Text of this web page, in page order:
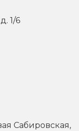
1/6
Сабировская,